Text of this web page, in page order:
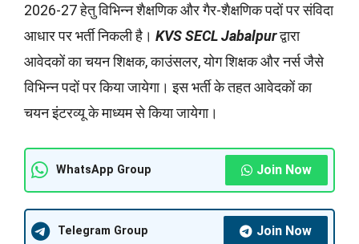
2026-27 हेतु विभिन्न शैक्षणिक और गैर-शैक्षणिक पदों पर संविदा
आधार पर भर्ती निकली है। KVS SECL Jabalpurद्वारा
आवेदकों का चयन शिक्षक, काउंसलर, योग शिक्षक और नर्स जैसे
विभिन्न पदों पर किया जायेगा। इस भर्ती के तहत आवेदकों का
चयन इंटरव्यू के माध्यम से किया जायेगा।
WhatsApp Group Join Now
Telegram Group Join Now